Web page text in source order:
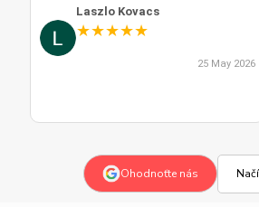
Laszlo Kovacs
★★★★★
25 May 2026
Ohodnoťte nás